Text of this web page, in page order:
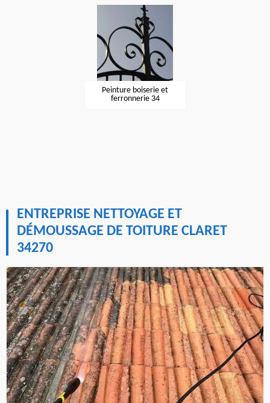
Peinture boiserie et
ferronnerie 34
ENTREPRISE NETTOYAGE ET
DÉMOUSSAGE DE TOITURE CLARET
34270